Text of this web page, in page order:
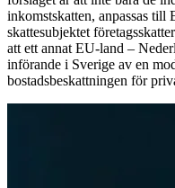
inkomstskatten, anpassas till
skattesubjektet
att ett annat EU-land –
införande i Sverige av en
bostadsbeskattningen för